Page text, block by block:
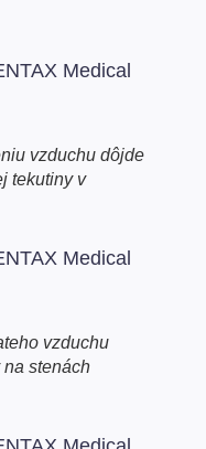
vzduchu dôjde
tekutiny v
vzduchu
stenách